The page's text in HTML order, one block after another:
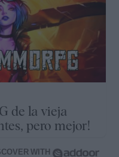
de la vieja
pero mejor!
WITH